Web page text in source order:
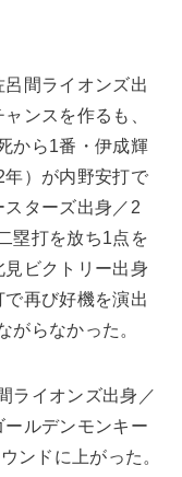
間ライオンズ出
ンスを作るも、
から1番・伊成輝
）が内野安打で
ターズ出身／2
塁打を放ち1点を
ビクトリー出身
再び好機を演出
がらなかった。
ライオンズ出身／
ルデンモンキー
ンドに上がった。